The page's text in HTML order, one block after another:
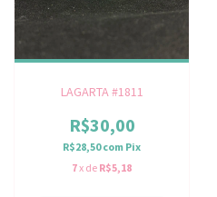
LAGARTA #1811
R$30,00
R$28,50com Pix
7x de R$5,18